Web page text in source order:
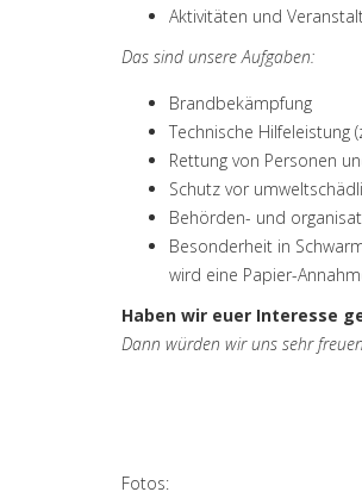
Aktivitäten und
Das sind unsere Aufgaben:
Brandbekämpfung
Technische Hilfeleistung
Rettung von Personen
Schutz vor
Behörden- und
Besonderheit in
wird eine Papier-
Haben wir euer Interesse
Dann würden wir uns sehr
Fotos: